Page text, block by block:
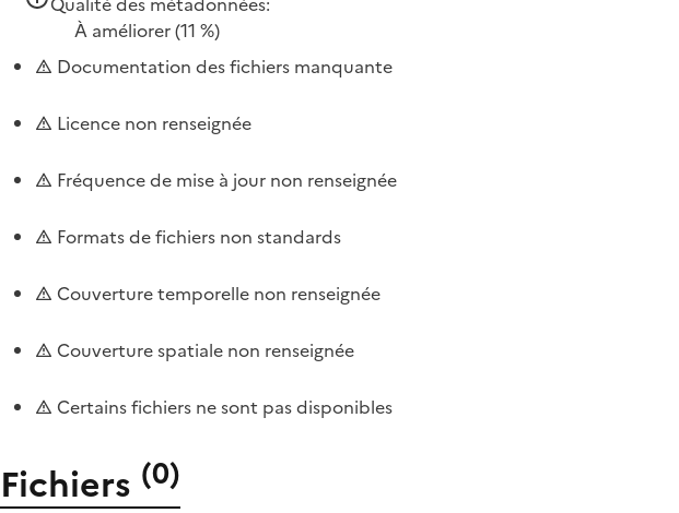
À améliorer(11 %)
Documentation des fichiers manquante
Licence non renseignée
Fréquence de mise à jour non renseignée
Formats de fichiers non standards
Couverture temporelle non renseignée
Couverture spatiale non renseignée
Certains fichiers ne sont pas disponibles
Fichiers (0)